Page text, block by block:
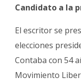
Candidato a la
El escritor se
elecciones
Contaba con 54
Movimiento